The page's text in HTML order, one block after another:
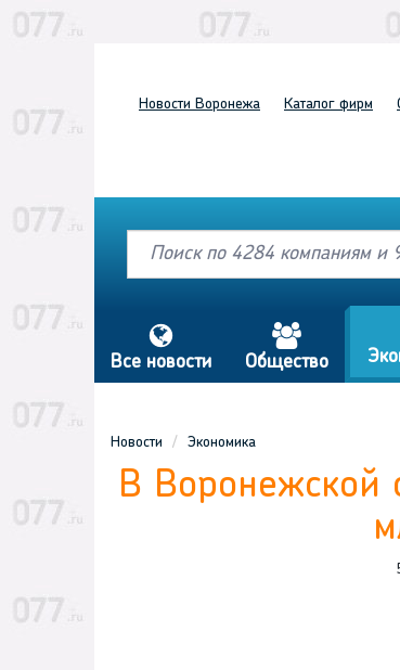
Новости Воронежа Каталог фирм
s
Все новости
a
Общество
Новости Экономика
В Воронежской